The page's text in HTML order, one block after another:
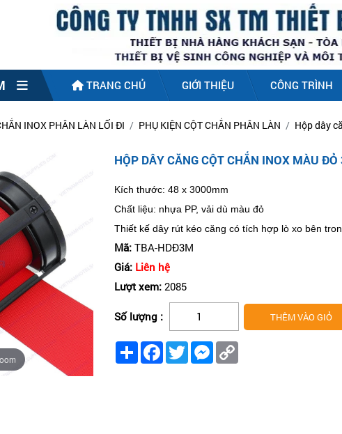
TRANG CHỦ GIỚI THIỆU CÔNG TRÌNH
INOX PHÂN LÀN LỐI ĐI PHỤ KIỆN CỘT CHẮN PHÂN LÀN Hộp dây
HỘP DÂY CĂNG CỘT CHẮN INOX MÀU
Kích thước: 48 x 3000mm
Chất liệu: nhựa PP, vải dù màu đỏ
Thiết kế dây rút kéo căng có tích hợp lò xo bên
Mã: TBA-HDĐ3M
Giá: Liên hệ
Lượt xem: 2085
Số lượng :
Share FacebookTwitterMessenger